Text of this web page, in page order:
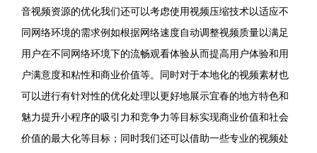
音视频资源的优化我们还可以考虑使用视频压缩技术以适应不
同网络环境的需求例如根据网络速度自动调整视频质量以满足
用户在不同网络环境下的流畅观看体验从而提高用户体验和用
户满意度和粘性和商业价值等。同时对于本地化的视频素材也
可以进行有针对性的优化处理以更好地展示宜春的地方特色和
魅力提升小程序的吸引力和竞争力等目标实现商业价值和社会
价值的最大化等目标；同时我们还可以借助一些专业的视频处